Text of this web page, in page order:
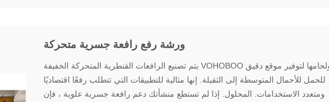
ورشة رفع رافعة جسرية متحركة
يتم تصنيع الرافعات القنطرية المتحركة الخفيفة VOHOBOO ولحامها لتوفير موقع دقيق
للحمل للأحمال المتوسطة إلى الثقيلة. إنها مثالية للتطبيقات التي تتطلب رفعًا اقتصاديًا
ومتعدد الاستخدامات. المحلول. إذا لم تستطع منشأتك دعم رافعة جسرية علوية ، فإن